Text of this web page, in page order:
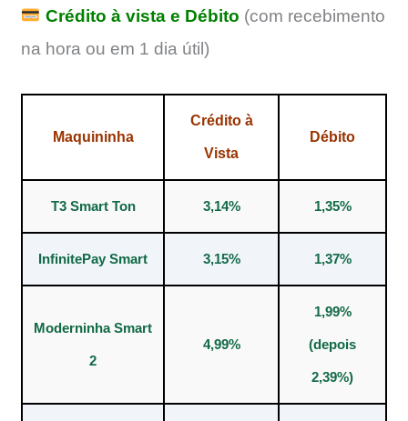
Crédito à vista e Débito (com recebimento
na hora ou em 1 dia útil)
Maquininha
Crédito à
Vista
Débito
T3 Smart Ton 3,14% 1,35%
InfinitePay Smart 3,15% 1,37%
Moderninha Smart
2
4,99%
1,99%
(depois
2,39%)